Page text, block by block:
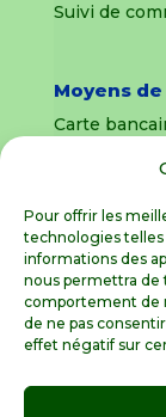
Pour offrir les
technologies telles
informations des
nous permettra de
comportement de
de ne pas
effet négatif sur
Suivi de
Moyens
Carte
Livraison
détachées
Livraisons
jardin